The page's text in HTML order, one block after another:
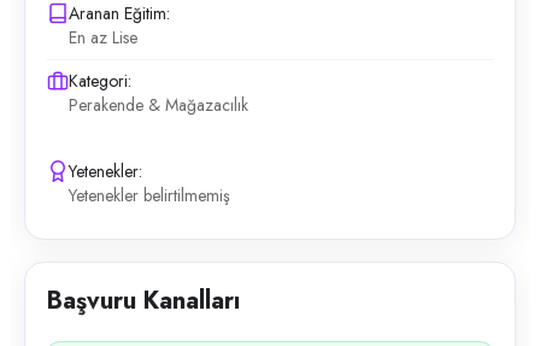
Aranan Eğitim:
En az Lise
Kategori:
Perakende & Mağazacılık
Yetenekler:
Yetenekler belirtilmemiş
Başvuru Kanalları